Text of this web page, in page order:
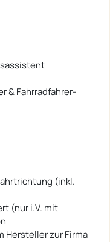
& Fahrradfahrer-
(inkl.
(nur i.V. mit
Hersteller zur Firma